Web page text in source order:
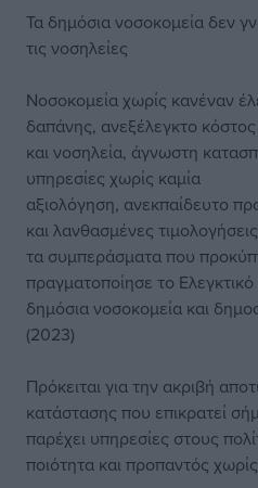
Τα δημόσια νοσοκομεία δεν
τις νοσηλείες
Νοσοκομεία χωρίς κανέναν
δαπάνης, ανεξέλεγκτο κόστος
και νοσηλεία, άγνωστη
υπηρεσίες χωρίς καμία
αξιολόγηση, ανεκπαίδευτο
και λανθασμένες
τα συμπεράσματα που
πραγματοποίησε το
δημόσια νοσοκομεία και
(2023)
Πρόκειται για την ακριβή
κατάστασης που επικρατεί
παρέχει υπηρεσίες στους
ποιότητα και προπαντός